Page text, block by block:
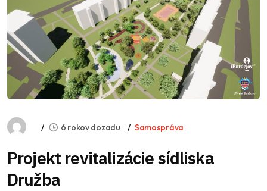
6 rokov dozadu Samospráva
Projekt revitalizácie sídliska
Družba